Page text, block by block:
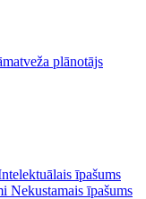
plānotājs
īpašums
Nekustamais īpašums